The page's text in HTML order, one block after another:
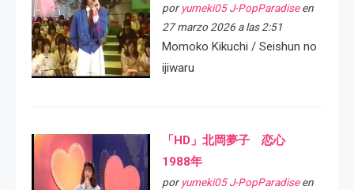
por yumeki05 J-PopParadiseen
27 marzo 2026 a las 2:51
Momoko Kikuchi / Seishun no
ijiwaru
「HD」北岡夢子 恋心
1988年
por yumeki05 J-PopParadiseen